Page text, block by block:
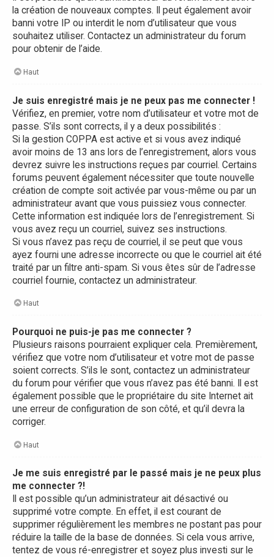
la création de nouveaux comptes. Il peut également avoir
banni votre IP ou interdit le nom d’utilisateur que vous
souhaitez utiliser. Contactez un administrateur du forum
pour obtenir de l’aide.
Haut
Je suis enregistré mais je ne peux pas me connecter !
Vérifiez, en premier, votre nom d’utilisateur et votre mot de
passe. S’ils sont corrects, il y a deux possibilités :
Si la gestion COPPA est active et si vous avez indiqué
avoir moins de 13 ans lors de l’enregistrement, alors vous
devrez suivre les instructions reçues par courriel. Certains
forums peuvent également nécessiter que toute nouvelle
création de compte soit activée par vous-même ou par un
administrateur avant que vous puissiez vous connecter.
Cette information est indiquée lors de l’enregistrement. Si
vous avez reçu un courriel, suivez ses instructions.
Si vous n’avez pas reçu de courriel, il se peut que vous
ayez fourni une adresse incorrecte ou que le courriel ait été
traité par un filtre anti-spam. Si vous êtes sûr de l’adresse
courriel fournie, contactez un administrateur.
Haut
Pourquoi ne puis-je pas me connecter ?
Plusieurs raisons pourraient expliquer cela. Premièrement,
vérifiez que votre nom d’utilisateur et votre mot de passe
soient corrects. S’ils le sont, contactez un administrateur
du forum pour vérifier que vous n’avez pas été banni. Il est
également possible que le propriétaire du site Internet ait
une erreur de configuration de son côté, et qu’il devra la
corriger.
Haut
Je me suis enregistré par le passé mais je ne peux plus
me connecter ?!
Il est possible qu’un administrateur ait désactivé ou
supprimé votre compte. En effet, il est courant de
supprimer régulièrement les membres ne postant pas pour
réduire la taille de la base de données. Si cela vous arrive,
tentez de vous ré-enregistrer et soyez plus investi sur le